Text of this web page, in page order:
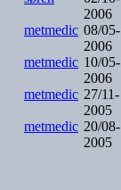
2006
metmedic 08/05-
2006
metmedic 10/05-
2006
metmedic 27/11-
2005
metmedic 20/08-
2005